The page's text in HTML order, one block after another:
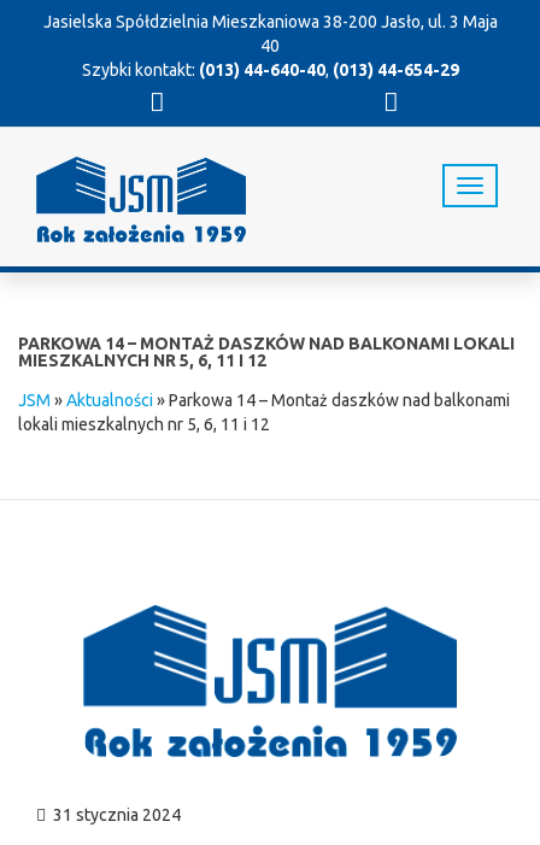
Jasielska Spółdzielnia Mieszkaniowa 38-200 Jasło, ul. 3 Maja
40
Szybki kontakt: (013) 44-640-40, (013) 44-654-29
T
o
i
i
PARKOWA 14 – MONTAŻ DASZKÓW NAD BALKONAMI LOKALI
MIESZKALNYCH NR 5, 6, 11 I 12
JSM »Aktualności»Parkowa 14 – Montaż daszków nad balkonami
lokali mieszkalnych nr 5, 6, 11 i 12
31 stycznia 2024